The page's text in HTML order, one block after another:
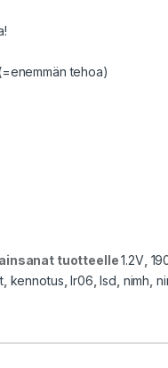
tehoa)
tuotteelle1.2V,
, kennotus ,lr06 ,lsd nimh